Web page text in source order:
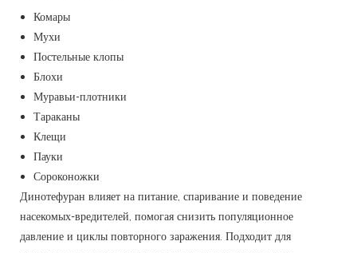
Комары
Мухи
Постельные клопы
Блохи
Муравьи-плотники
Тараканы
Клещи
Пауки
Сороконожки
Динотефуран влияет на питание, спаривание и поведение
насекомых-вредителей, помогая снизить популяционное
давление и циклы повторного заражения. Подходит для